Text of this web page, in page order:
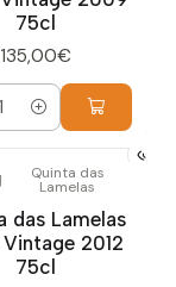
75cl
135,00€
| Quinta das
Lamelas
das Lamelas
2012
75cl